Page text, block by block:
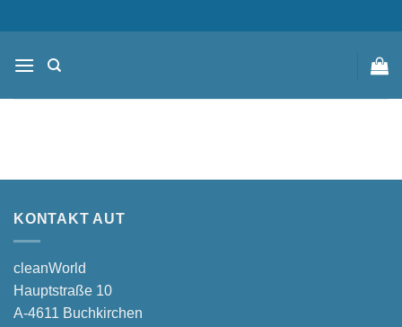
Inhalt
springen
KONTAKT AUT
cleanWorld
Hauptstraße 10
A-4611 Buchkirchen